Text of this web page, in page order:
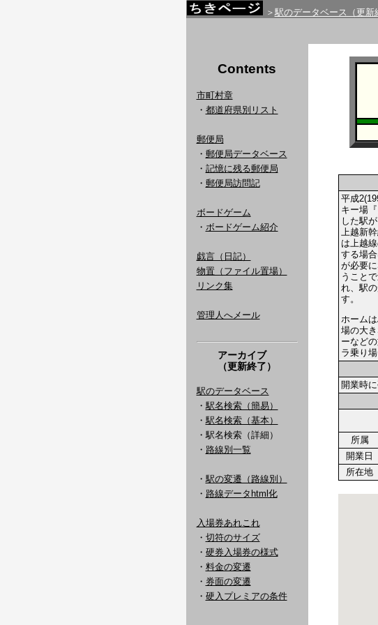
＞ 駅のデータベース（更新
Contents
市町村章
・ 都道府県別リスト
郵便局
・ 郵便局データベース
・ 記憶に残る郵便局
・ 郵便局訪問記
ボードゲーム
・ ボードゲーム紹介
戯言（日記）
物置（ファイル置場）
リンク集
管理人へメール
アーカイブ
（更新終了）
駅のデータベース
・ 駅名検索（簡易）
・ 駅名検索（基本）
・駅名検索（詳細）
・ 路線別一覧
・ 駅の変遷（路線別）
・ 路線データhtml化
入場券あれこれ
・ 切符のサイズ
・ 硬券入場券の様式
・ 料金の変遷
・ 券面の変遷
・ 硬入プレミアの条件
平成
キー場
した駅
上越新
は上越
する場
が必要
うこと
れ、駅
す。
ホーム
場の大
ーなど
ラ乗り
開業時
所属
開業日
所在地